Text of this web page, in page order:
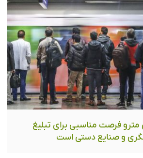
مترو فرصت مناسبی برای تبلیغ
و صنایع دستی است